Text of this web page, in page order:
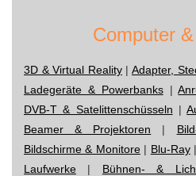
Computer
3D & Virtual Reality|Adapter,
Ladegeräte & Powerbanks|
DVB-T & Satelittenschüsseln |
Beamer & Projektoren |
Bildschirme & Monitore| Blu-Ray|
Laufwerke | Bühnen- &